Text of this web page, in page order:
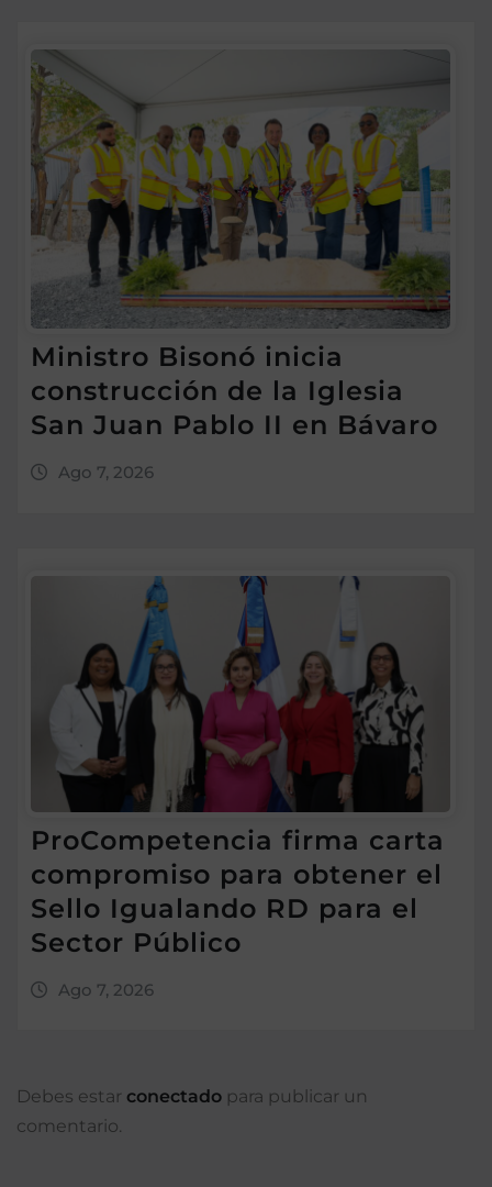
Ministro Bisonó inicia
construcción de la Iglesia
San Juan Pablo II en Bávaro
Ago 7, 2026
ProCompetencia firma carta
compromiso para obtener el
Sello Igualando RD para el
Sector Público
Ago 7, 2026
Debes estar conectado para publicar un
comentario.